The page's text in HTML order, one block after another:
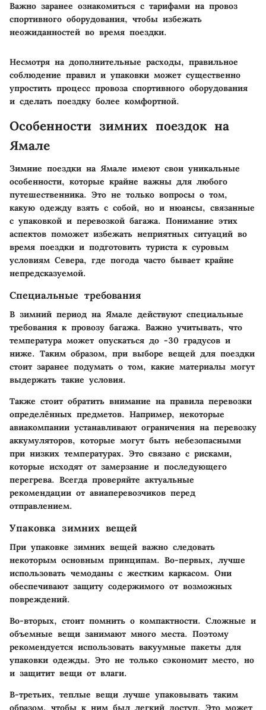
Важно заранее ознакомиться с тарифами на провоз
спортивного оборудования, чтобы избежать
неожиданностей во время поездки.
Несмотря на дополнительные расходы, правильное
соблюдение правил и упаковки может существенно
упростить процесс провоза спортивного оборудования
и сделать поездку более комфортной.
Особенности зимних поездок на
Ямале
Зимние поездки на Ямале имеют свои уникальные
особенности, которые крайне важны для любого
путешественника. Это не только вопросы о том,
какую одежду взять с собой, но и нюансы, связанные
с упаковкой и перевозкой багажа. Понимание этих
аспектов поможет избежать неприятных ситуаций во
время поездки и подготовить туриста к суровым
условиям Севера, где погода часто бывает крайне
непредсказуемой.
Специальные требования
В зимний период на Ямале действуют специальные
требования к провозу багажа. Важно учитывать, что
температура может опускаться до -30 градусов и
ниже. Таким образом, при выборе вещей для поездки
стоит заранее подумать о том, какие материалы могут
выдержать такие условия.
Также стоит обратить внимание на правила перевозки
определённых предметов. Например, некоторые
авиакомпании устанавливают ограничения на перевозку
аккумуляторов, которые могут быть небезопасными
при низких температурах. Это связано с рисками,
которые исходят от замерзание и последующего
перегрева. Всегда проверяйте актуальные
рекомендации от авиаперевозчиков перед
отправлением.
Упаковка зимних вещей
При упаковке зимних вещей важно следовать
некоторым основным принципам. Во-первых, лучше
использовать чемоданы с жестким каркасом. Они
обеспечивают защиту содержимого от возможных
повреждений.
Во-вторых, стоит помнить о компактности. Сложные и
объемные вещи занимают много места. Поэтому
рекомендуется использовать вакуумные пакеты для
упаковки одежды. Это не только сэкономит место, но
и защитит вещи от влаги.
В-третьих, теплые вещи лучше упаковывать таким
образом, чтобы к ним был легкий доступ. Это может